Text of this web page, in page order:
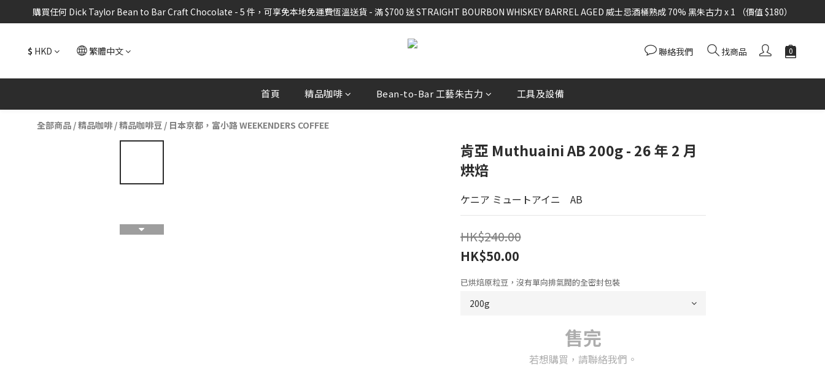
購買任何 Dick Taylor Bean to Bar Craft Chocolate - 5 件，可享免本地免運費恆溫送貨 - 滿 $700 送 STRAIGHT BOURBON WHISKEY BARREL AGED 威士忌酒桶熟成 70% 黑朱古力 x 1 （價值 $180）
購買任何 Dick Taylor Bean to Bar Craft Chocolate - 5 件，可享免本地免運費恆溫送貨 - 滿 $700 送 STRAIGHT BOURBON WHISKEY BARREL AGED 威士忌酒桶熟成 70% 黑朱古力 x 1 （價值 $180）
購買任何 Dick Taylor Bean to Bar Craft Chocolate - 5 件，可享免本地免運費恆溫送貨 - 滿 $700 送 STRAIGHT BOURBON WHISKEY BARREL AGED 威士忌酒桶熟成 70% 黑朱古力 x 1 （價值 $180）
$ HKD 繁體中文 聯絡我們 找商品
首頁 精品咖啡 Bean-to-Bar 工藝朱古力 工具及設備
全部商品 /精品咖啡/精品咖啡豆 / 日本京都，富小路 WEEKENDERS COFFEE
肯亞 Muthuaini AB 200g - 26 年 2 月
烘焙
ケニア ミュートアイニ　AB
HK$240.00
HK$50.00
已烘焙原粒豆，沒有單向排氣閥的全密封包裝
售完
若想購買，請聯絡我們。